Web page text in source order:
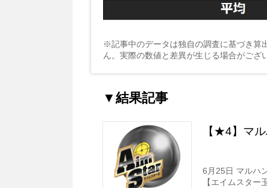
※記事中のデータは独自の調査に基づき算
ん。実際の数値と差異が生じる場合がご
▼結果記事
【★4】マ
6月25日 マルハ
【エイムスター